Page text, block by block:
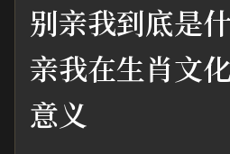
别亲我到底是
亲我在生肖文
意义